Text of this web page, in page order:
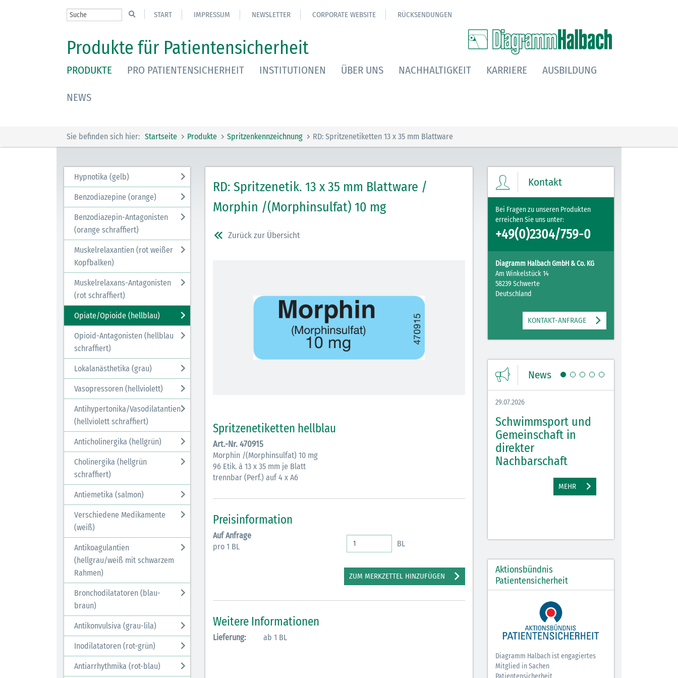
START IMPRESSUM NEWSLETTER CORPORATE WEBSITE RÜCKSENDUNGEN
Produkte für Patientensicherheit
PRODUKTE PRO PATIENTENSICHERHEIT INSTITUTIONEN ÜBER UNS NACHHALTIGKEIT KARRIERE AUSBILDUNG
NEWS
Sie befinden sich hier: Startseite Produkte Spritzenkennzeichnung RD: Spritzenetiketten 13 x 35 mm Blattware
Hypnotika (gelb)
Benzodiazepine (orange)
Benzodiazepin-Antagonisten
(orange schraffiert)
Muskelrelaxantien (rot weißer
Kopfbalken)
Muskelrelaxans-Antagonisten
(rot schraffiert)
Opiate/Opioide (hellblau)
Opioid-Antagonisten (hellblau
schraffiert)
Lokalanästhetika (grau)
Vasopressoren (hellviolett)
Antihypertonika/Vasodilatantien
(hellviolett schraffiert)
Anticholinergika (hellgrün)
Cholinergika (hellgrün
schraffiert)
Antiemetika (salmon)
Verschiedene Medikamente
(weiß)
Antikoagulantien
(hellgrau/weiß mit schwarzem
Rahmen)
Bronchodilatatoren (blau-
braun)
Antikonvulsiva (grau-lila)
Inodilatatoren (rot-grün)
Antiarrhythmika (rot-blau)
RD: Spritzenetik. 13 x 35 mm Blattware /
Morphin /(Morphinsulfat) 10 mg
Zurück zur Übersicht
Spritzenetiketten hellblau
Art.-Nr. 470915
Morphin /(Morphinsulfat) 10 mg
96 Etik. à 13 x 35 mm je Blatt
trennbar (Perf.) auf 4 x A6
Preisinformation
Auf Anfrage
pro 1 BL
BL
ZUM MERKZETTEL HINZUFÜGEN
Weitere Informationen
Lieferung: ab 1 BL
Kontakt
Bei Fragen zu unseren Produkten
erreichen Sie uns unter:
+49(0)2304/759-0
Diagramm Halbach GmbH & Co. KG
Am Winkelstück 14
58239 Schwerte
Deutschland
KONTAKT-ANFRAGE
News
29.07.2026
Schwimmsport und
Gemeinschaft in
direkter
Nachbarschaft
MEHR
Aktionsbündnis
Patientensicherheit
Diagramm Halbach ist engagiertes
Mitglied in Sachen
Patientensicherheit